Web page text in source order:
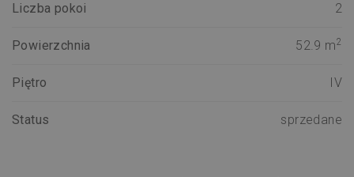
Liczba pokoi 2
Powierzchnia 52.9 m2
Piętro IV
Status sprzedane